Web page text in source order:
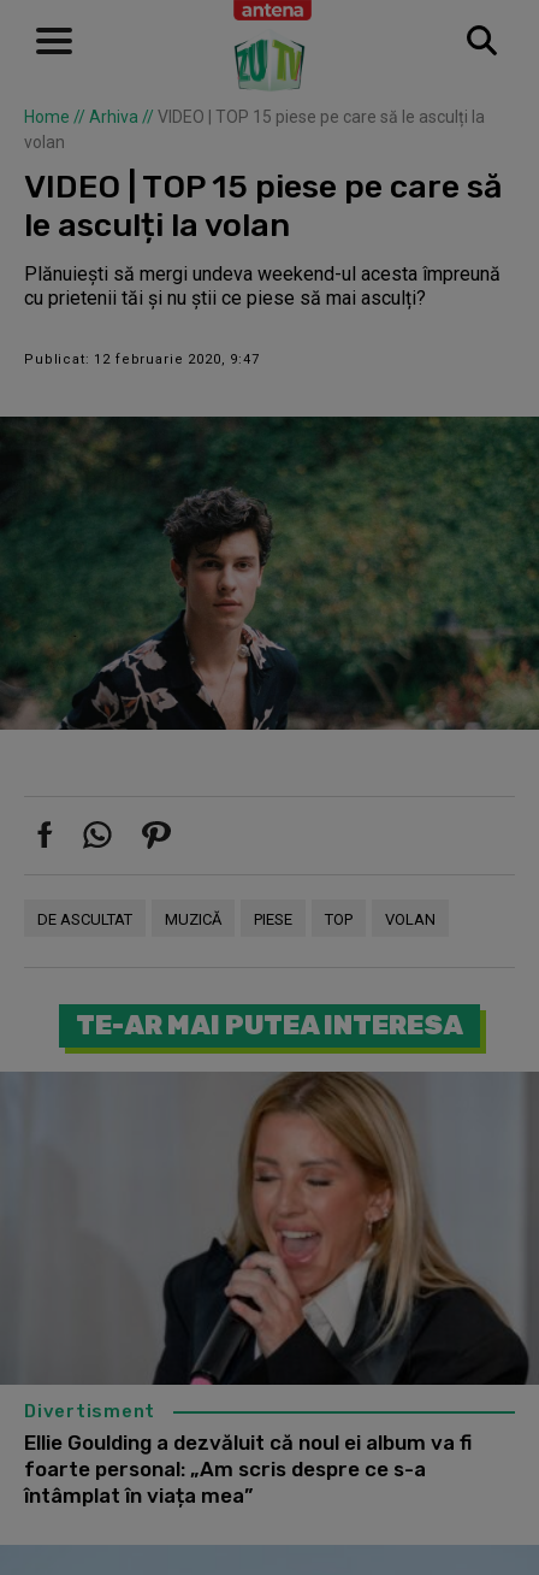
Home // Arhiva // VIDEO | TOP 15 piese pe care să le asculți la
volan
VIDEO | TOP 15 piese pe care să
le asculți la volan
Plănuiești să mergi undeva weekend-ul acesta împreună
cu prietenii tăi și nu știi ce piese să mai asculți?
Publicat: 12 februarie 2020, 9:47
DE ASCULTAT MUZICĂ PIESE TOP VOLAN
TE-AR MAI PUTEA INTERESA
Divertisment
Ellie Goulding a dezvăluit că noul ei album va fi
foarte personal: „Am scris despre ce s-a
întâmplat în viața mea”